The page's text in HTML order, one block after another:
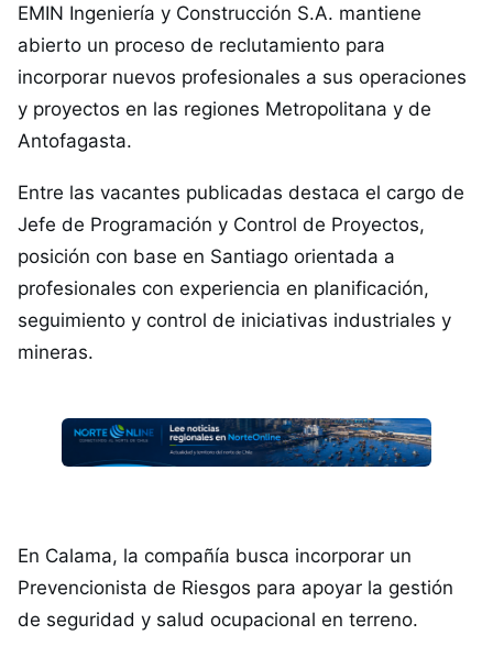
EMIN Ingeniería y Construcción S.A. mantiene
abierto un proceso de reclutamiento para
incorporar nuevos profesionales a sus operaciones
y proyectos en las regiones Metropolitana y de
Antofagasta.
Entre las vacantes publicadas destaca el cargo de
Jefe de Programación y Control de Proyectos,
posición con base en Santiago orientada a
profesionales con experiencia en planificación,
seguimiento y control de iniciativas industriales y
mineras.
En Calama, la compañía busca incorporar un
Prevencionista de Riesgos para apoyar la gestión
de seguridad y salud ocupacional en terreno.